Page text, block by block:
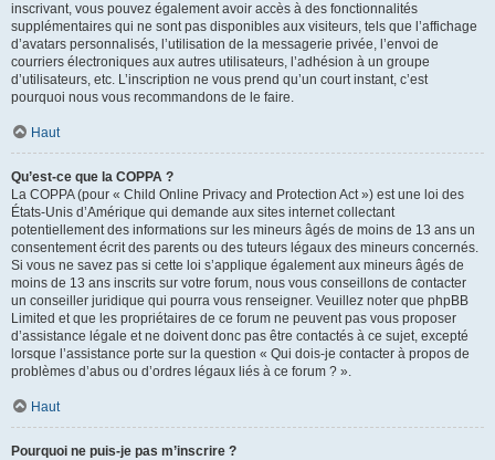
inscrivant, vous pouvez également avoir accès à des fonctionnalités
supplémentaires qui ne sont pas disponibles aux visiteurs, tels que l’affichage
d’avatars personnalisés, l’utilisation de la messagerie privée, l’envoi de
courriers électroniques aux autres utilisateurs, l’adhésion à un groupe
d’utilisateurs, etc. L’inscription ne vous prend qu’un court instant, c’est
pourquoi nous vous recommandons de le faire.
Haut
Qu’est-ce que la COPPA ?
La COPPA (pour « Child Online Privacy and Protection Act ») est une loi des
États-Unis d’Amérique qui demande aux sites internet collectant
potentiellement des informations sur les mineurs âgés de moins de 13 ans un
consentement écrit des parents ou des tuteurs légaux des mineurs concernés.
Si vous ne savez pas si cette loi s’applique également aux mineurs âgés de
moins de 13 ans inscrits sur votre forum, nous vous conseillons de contacter
un conseiller juridique qui pourra vous renseigner. Veuillez noter que phpBB
Limited et que les propriétaires de ce forum ne peuvent pas vous proposer
d’assistance légale et ne doivent donc pas être contactés à ce sujet, excepté
lorsque l’assistance porte sur la question « Qui dois-je contacter à propos de
problèmes d’abus ou d’ordres légaux liés à ce forum ? ».
Haut
Pourquoi ne puis-je pas m’inscrire ?